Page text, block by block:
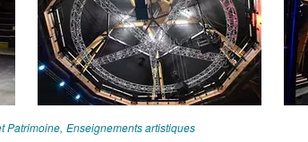
Patrimoine Enseignements artistiques